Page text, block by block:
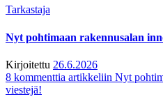
Tarkastaja
Nyt pohtimaan rakennusalan
Kirjoitettu 26.6.2026
8 kommenttia artikkeliin Nyt
viestejä!